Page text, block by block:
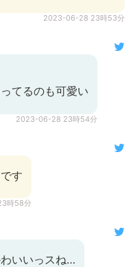
2023-06-28 23時53分
てるのも可愛い
2023-06-28 23時54分
す
時58分
いいっスね…